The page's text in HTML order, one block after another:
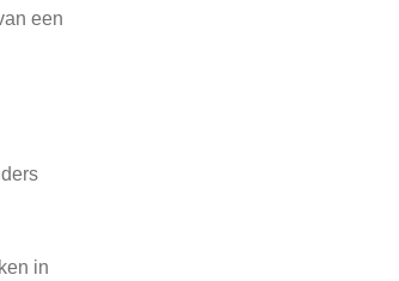
een
in